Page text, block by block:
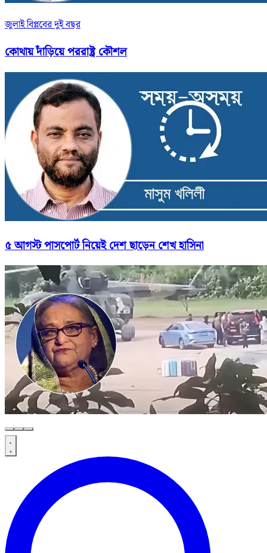
জুলাই বিপ্লবের দুই বছর
কোথায় দাঁড়িয়ে পররাষ্ট্র কৌশল
৫ আগস্ট পাসপোর্ট নিয়েই দেশ ছাড়েন শেখ হাসিনা